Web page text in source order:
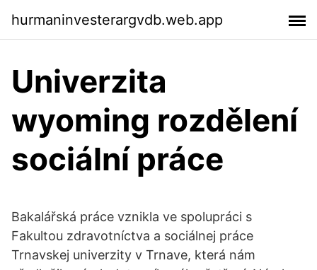
hurmaninvesterargvdb.web.app
Univerzita
wyoming rozdělení
sociální práce
Bakalářská práce vznikla ve spolupráci s
Fakultou zdravotníctva a sociálnej práce
Trnavskej univerzity v Trnave, která nám